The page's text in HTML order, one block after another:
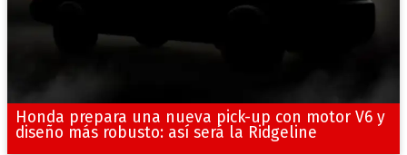
Honda prepara una nueva pick-up con motor V6 y
diseño más robusto: así será la Ridgeline